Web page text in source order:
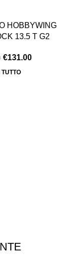
HOBBYWING
13.5 T G2
€131.00
TUTTO